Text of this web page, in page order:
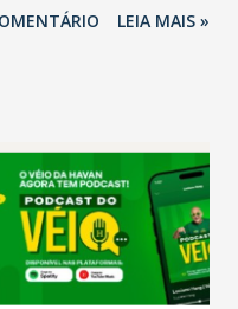
56% também
pelo pagamento do 13º
trabalhadores, já que o
dos anos recentes.
de 2025, 40% dos
lucro e outros 40%
LEIA MAIS »